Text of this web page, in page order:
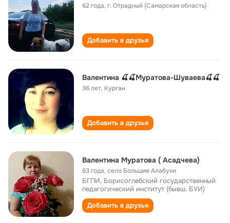
62 года,г. Отрадный (Самарская область)
Добавить в друзья
Валентина 🍒🍒Mуратова-Шуваева🍒🍒
36 лет, Курган
Добавить в друзья
Валентина Муратова ( Асадчева)
63 года,село Большие Алабухи
БГПИ, Борисоглебский государственный
педагогический институт (бывш. БУИ)
Добавить в друзья